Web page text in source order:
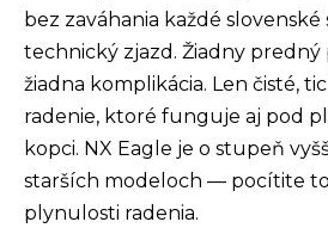
bez zaváhania každé
technický zjazd. Žiadny predný
žiadna komplikácia. Len čisté,
radenie, ktoré funguje aj pod
kopci. NX Eagle je o stupeň
starších modeloch — pocítite to
plynulosti radenia.